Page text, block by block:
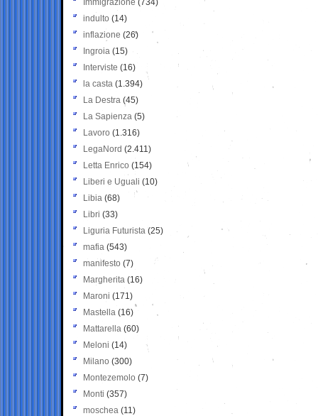
Immigrazione (734)
indulto (14)
inflazione (26)
Ingroia (15)
Interviste (16)
la casta (1.394)
La Destra (45)
La Sapienza (5)
Lavoro (1.316)
LegaNord (2.411)
Letta Enrico (154)
Liberi e Uguali (10)
Libia (68)
Libri (33)
Liguria Futurista (25)
mafia (543)
manifesto (7)
Margherita (16)
Maroni (171)
Mastella (16)
Mattarella (60)
Meloni (14)
Milano (300)
Montezemolo (7)
Monti (357)
moschea (11)